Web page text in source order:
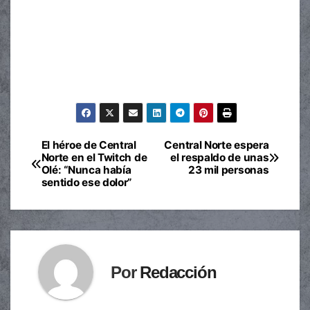
Navegación
de
entradas
Central Norte espera
el respaldo de unas
23 mil personas
El héroe de Central
Norte en el Twitch de
Olé: “Nunca había
sentido ese dolor”
PorRedacción